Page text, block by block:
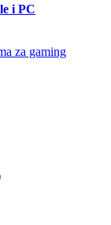
i PC
za gaming